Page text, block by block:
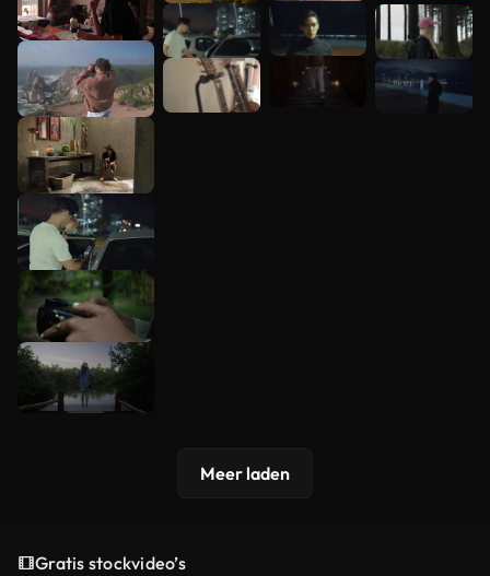
Meer laden
Gratis stockvideo’s